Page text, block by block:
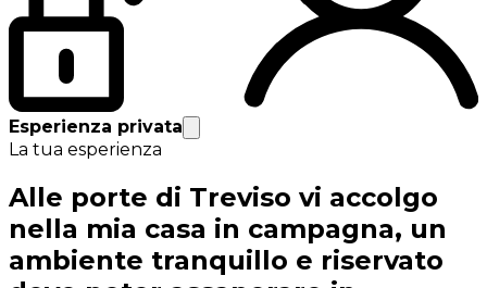
Esperienza privata
La tua esperienza
Alle porte di Treviso vi accolgo
nella mia casa in campagna, un
ambiente tranquillo e riservato